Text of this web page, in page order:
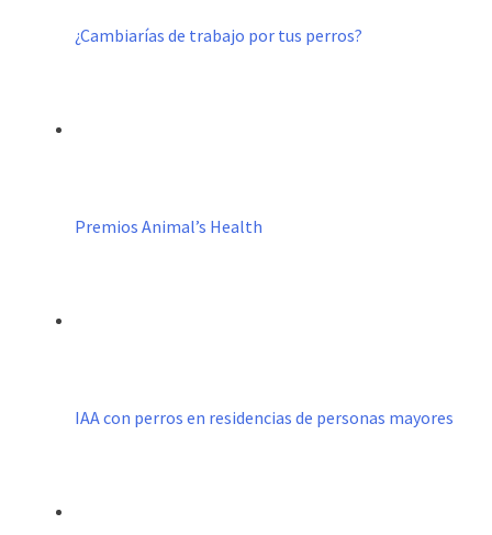
¿Cambiarías de trabajo por tus perros?
Premios Animal’s Health
IAA con perros en residencias de personas mayores